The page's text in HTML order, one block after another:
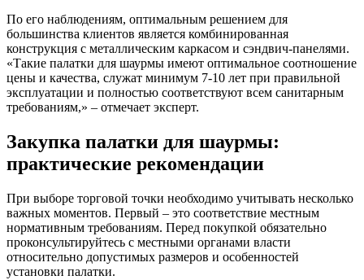
По его наблюдениям, оптимальным решением для
большинства клиентов является комбинированная
конструкция с металлическим каркасом и сэндвич-панелями.
«Такие палатки для шаурмы имеют оптимальное соотношение
цены и качества, служат минимум 7-10 лет при правильной
эксплуатации и полностью соответствуют всем санитарным
требованиям,» – отмечает эксперт.
Закупка палатки для шаурмы:
практические рекомендации
При выборе торговой точки необходимо учитывать несколько
важных моментов. Первый – это соответствие местным
нормативным требованиям. Перед покупкой обязательно
проконсультируйтесь с местными органами власти
относительно допустимых размеров и особенностей
установки палатки.